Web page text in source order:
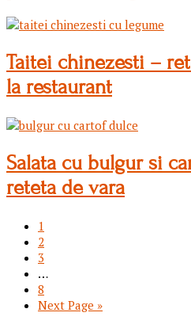
Taitei chinezesti –
la restaurant
Salata cu bulgur si
reteta de vara
Pagină
1
Pagină
2
Pagină
3
pages
omitted
…
Pagină
8
Go
Next Page »